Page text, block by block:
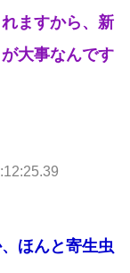
ますから、新
大事なんです
ほんと寄生虫